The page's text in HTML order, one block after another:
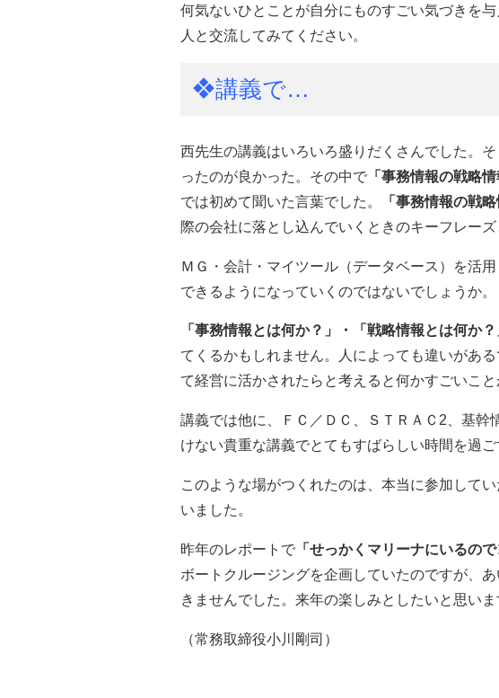
何気ないひとことが自分にものすごい気づきを
人と交流してみてください。
❖講義で…
西先生の講義はいろいろ盛りだくさんでした。
ったのが良かった。その中で「事務情報の戦略情
では初めて聞いた言葉でした。
「事務情報の戦略
際の会社に落とし込んでいくときのキーフレーズ
ＭＧ・会計・マイツール（データベース）を活
できるようになっていくのではないでしょうか。
「事務情報とは何か？」・「戦略情報とは何か？
てくるかもしれません。人によっても違いがあ
て経営に活かされたらと考えると何かすごいこ
講義では他に、ＦＣ／ＤＣ、ＳＴＲＡＣ2、基幹
けない貴重な講義でとてもすばらしい時間を過ご
このような場がつくれたのは、本当に参加して
いました。
昨年のレポートで「せっかくマリーナにいるの
ボートクルージングを企画していたのですが、
きませんでした。来年の楽しみとしたいと思いま
（常務取締役小川剛司）